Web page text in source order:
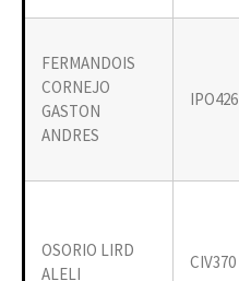
FERMANDOIS
CORNEJO
GASTON
ANDRES
IPO426
OSORIO LIRD
ALELI
CIV370